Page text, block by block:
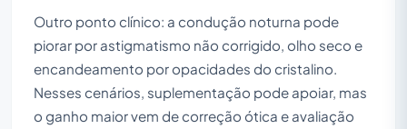
Outro ponto clínico: a condução noturna pode
piorar por astigmatismo não corrigido, olho seco e
encandeamento por opacidades do cristalino.
Nesses cenários, suplementação pode apoiar, mas
o ganho maior vem de correção ótica e avaliação